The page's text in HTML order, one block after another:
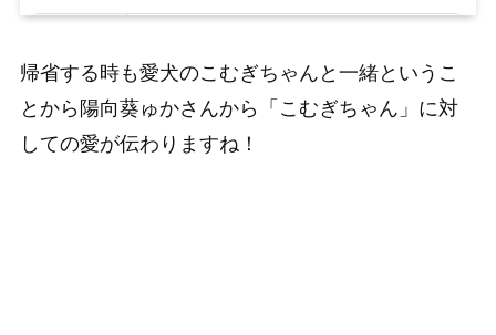
帰省する時も愛犬のこむぎちゃんと一緒というこ
とから陽向葵ゅかさんから「こむぎちゃん」に対
しての愛が伝わりますね！